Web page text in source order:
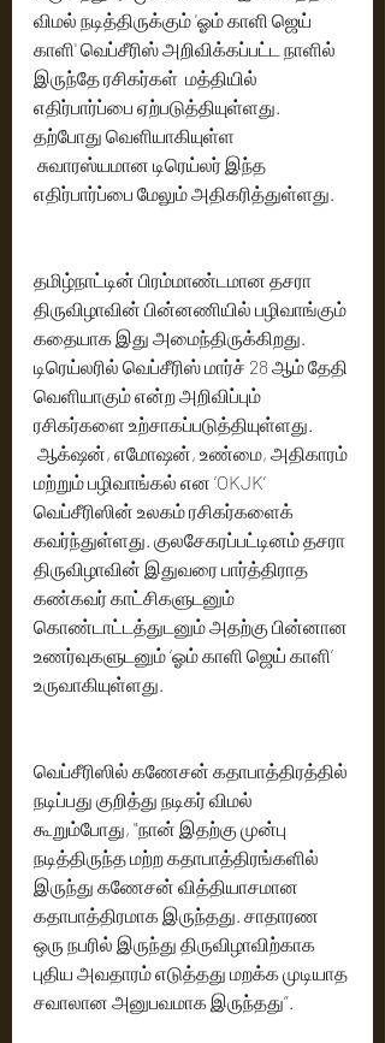
விமல் நடித்திருக்கும் 'ஓம் காளி ஜெய்
காளி' வெப்சீரிஸ் அறிவிக்கப்பட்ட நாளில்
இருந்தே ரசிகர்கள்  மத்தியில்
எதிர்பார்ப்பை ஏற்படுத்தியுள்ளது.
தற்போது வெளியாகியுள்ள
சுவாரஸ்யமான டிரெய்லர் இந்த
எதிர்பார்ப்பை மேலும் அதிகரித்துள்ளது.
தமிழ்நாட்டின் பிரம்மாண்டமான தசரா
திருவிழாவின் பின்னணியில் பழிவாங்கும்
கதையாக இது அமைந்திருக்கிறது.
டிரெய்லரில் வெப்சீரிஸ் மார்ச் 28 ஆம் தேதி
வெளியாகும் என்ற அறிவிப்பும்
ரசிகர்களை உற்சாகப்படுத்தியுள்ளது.
ஆக்‌ஷன், எமோஷன், உண்மை, அதிகாரம்
மற்றும் பழிவாங்கல் என ’OKJK’
வெப்சீரிஸின் உலகம் ரசிகர்களைக்
கவர்ந்துள்ளது. குலசேகரப்பட்டினம் தசரா
திருவிழாவின் இதுவரை பார்த்திராத
கண்கவர் காட்சிகளுடனும்
கொண்டாட்டத்துடனும் அதற்கு பின்னான
உணர்வுகளுடனும் ‘ஓம் காளி ஜெய் காளி’
உருவாகியுள்ளது.
வெப்சீரிஸில் கணேசன் கதாபாத்திரத்தில்
நடிப்பது குறித்து நடிகர் விமல்
கூறும்போது, "நான் இதற்கு முன்பு
நடித்திருந்த மற்ற கதாபாத்திரங்களில்
இருந்து கணேசன் வித்தியாசமான
கதாபாத்திரமாக இருந்தது. சாதாரண
ஒரு நபரில் இருந்து திருவிழாவிற்காக
புதிய அவதாரம் எடுத்தது மறக்க முடியாத
சவாலான அனுபவமாக இருந்தது”.